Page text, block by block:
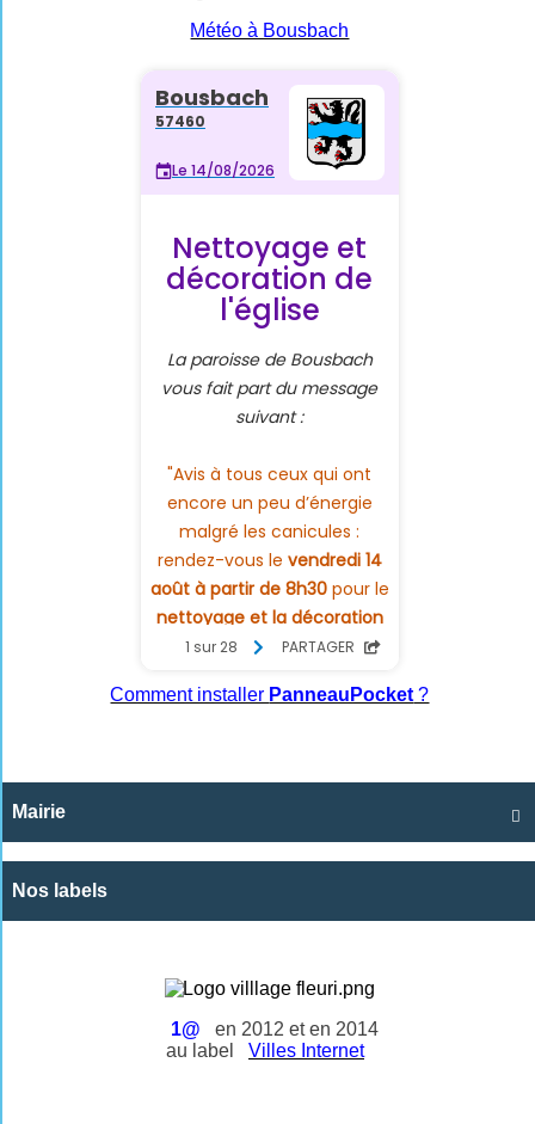
Météo à Bousbach
Comment installer PanneauPocket ?

Mairie
Nos labels
1@
en 2012 et en 2014
au label
Villes Internet